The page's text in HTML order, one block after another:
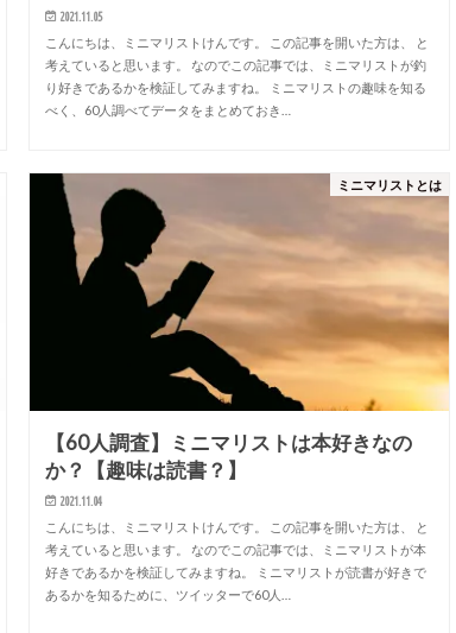
2021.11.05
こんにちは、ミニマリストけんです。 この記事を開いた方は、 と
考えていると思います。 なのでこの記事では、ミニマリストが釣
り好きであるかを検証してみますね。 ミニマリストの趣味を知る
べく、60人調べてデータをまとめておき…
ミニマリストとは
【60人調査】ミニマリストは本好きなの
か？【趣味は読書？】
2021.11.04
こんにちは、ミニマリストけんです。 この記事を開いた方は、 と
考えていると思います。 なのでこの記事では、ミニマリストが本
好きであるかを検証してみますね。 ミニマリストが読書が好きで
あるかを知るために、ツイッターで60人…